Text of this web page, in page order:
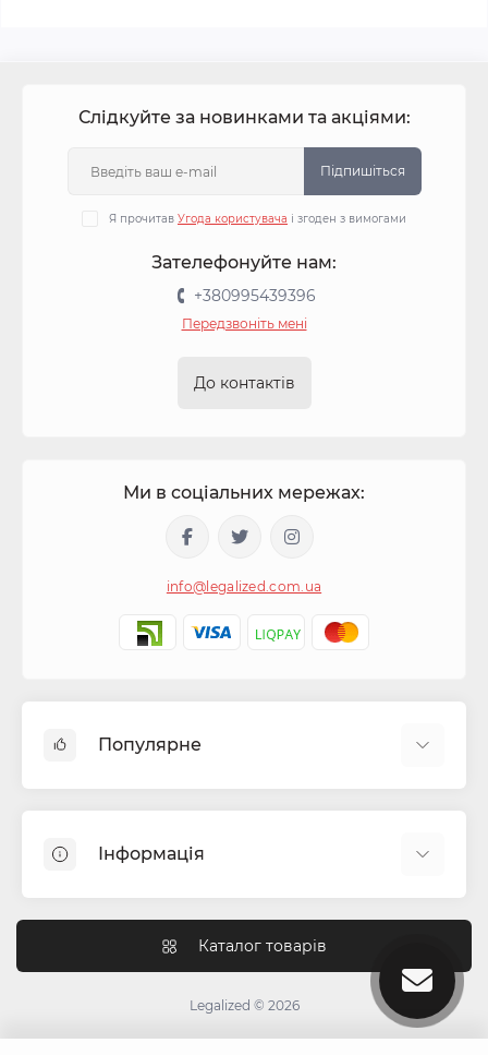
Слідкуйте за новинками та акціями:
Підпишіться
Я прочитав Угода користувача і згоден з вимогами
Зателефонуйте нам:
+380995439396
Передзвоніть мені
До контактів
Ми в соціальних мережах:
info@legalized.com.ua
Популярне
Бонги
Фільтра для самокруток
Гільзи для сигарет
Гріндери (крешери)
Ковпаки для куріння
Інформація
Як працюють перколятори в бонзі?
Чим відрізняється індика від сативи
Для чого потрібний гриндер?
Інструкція зі згортання джойнтів
Каталог товарів
Legalized © 2026